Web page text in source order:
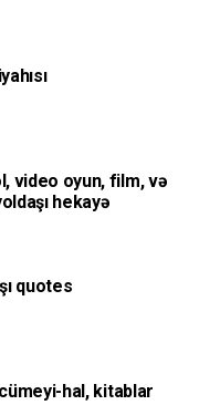
video oyun, film, və
hekayə
quotes
hal, kitablar